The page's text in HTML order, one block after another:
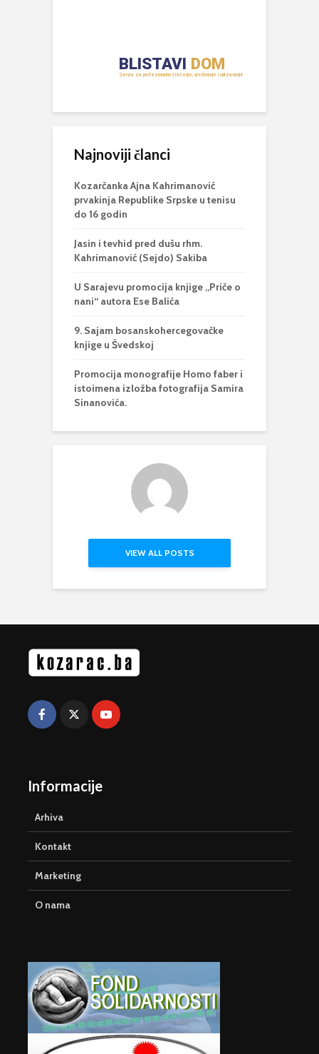
Najnoviji članci
Kozarčanka Ajna Kahrimanović
prvakinja Republike Srpske u tenisu
do 16 godin
Jasin i tevhid pred dušu rhm.
Kahrimanović (Sejdo) Sakiba
U Sarajevu promocija knjige „Priče o
nani“ autora Ese Balića
9. Sajam bosanskohercegovačke
knjige u Švedskoj
Promocija monografije Homo faber i
istoimena izložba fotografija Samira
Sinanovića.
VIEW ALL POSTS
Informacije
Arhiva
Kontakt
Marketing
O nama